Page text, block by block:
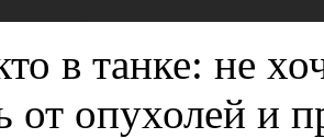
в танке: не
от опухолей и